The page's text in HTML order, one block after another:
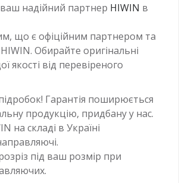
надійний партнер HIWIN в
що є офіційним партнером та
Обирайте оригінальні
якості від перевіреного
Гарантія поширюється
продукцію, придбану у нас.
на складі в Україні
під ваш розмір при